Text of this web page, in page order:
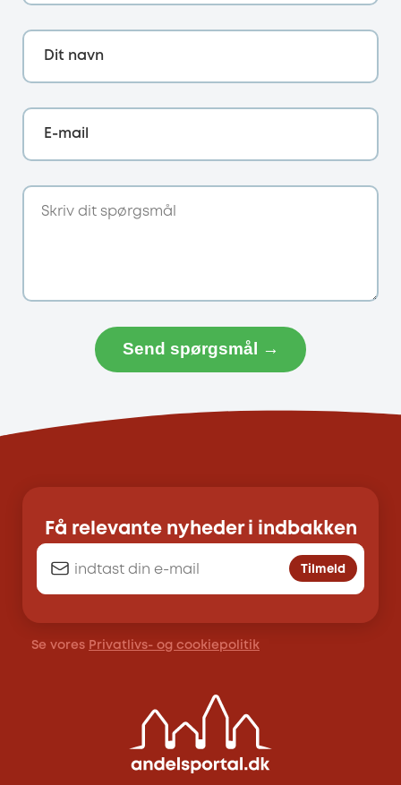
Dit navn
E-mail
Send spørgsmål →
Få relevante nyheder i indbakken
Tilmeld
Se vores Privatlivs- og cookiepolitik